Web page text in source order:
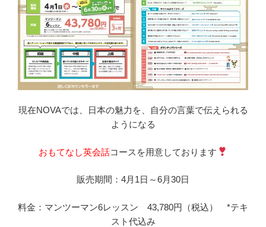
現在NOVAでは、日本の魅力を、自分の言葉で伝えられる
ようになる
おもてなし英会話コースを用意しております
販売期間：4月1日～6月30日
料金：マンツーマン6レッスン 43,780円（税込） *テキ
スト代込み